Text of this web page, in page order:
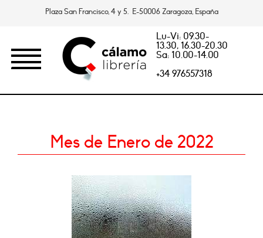
Plaza San Francisco, 4 y 5. E-50006 Zaragoza, España
Lu-Vi: 09.30-
13.30, 16.30-20.30
Sa: 10.00-14.00
+34 976557318
Mes de Enero de 2022